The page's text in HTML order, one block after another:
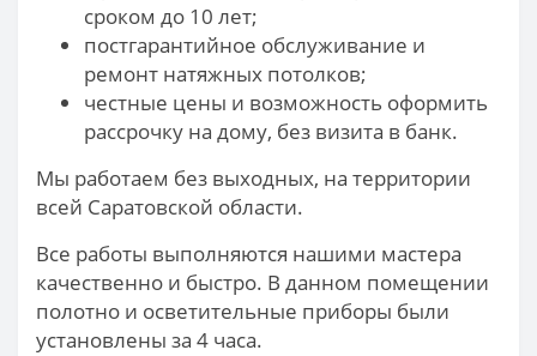
сроком до 10 лет;
постгарантийное обслуживание и
ремонт натяжных потолков;
честные цены и возможность оформить
рассрочку на дому, без визита в банк.
Мы работаем без выходных, на территории
всей Саратовской области.
Все работы выполняются нашими мастера
качественно и быстро. В данном помещении
полотно и осветительные приборы были
установлены за 4 часа.